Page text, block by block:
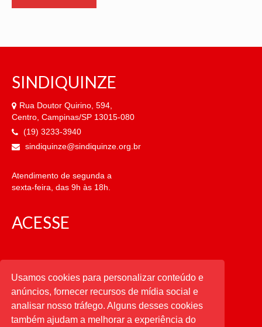
SINDIQUINZE
Rua Doutor Quirino, 594,
Centro, Campinas/SP 13015-080
(19) 3233-3940
sindiquinze@sindiquinze.org.br
Atendimento de segunda a
sexta-feira, das 9h às 18h.
ACESSE
CATEGORIAS
CATEGORIAS
Usamos cookies para personalizar conteúdo e
anúncios, fornecer recursos de mídia social e
analisar nosso tráfego. Alguns desses cookies
também ajudam a melhorar a experiência do